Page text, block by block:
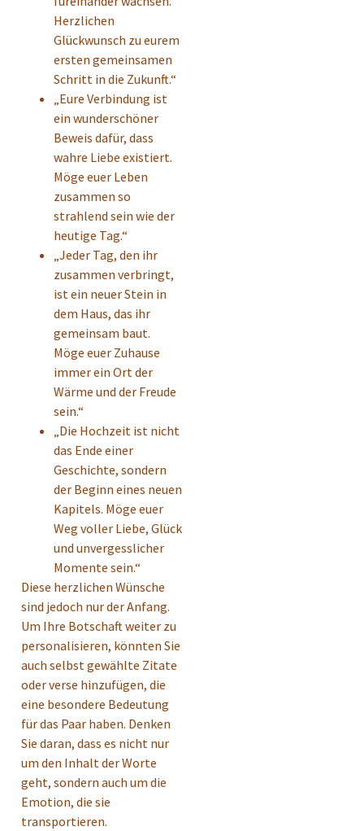
Herzlichen
Glückwunsch zu eurem
ersten gemeinsamen
Schritt in die Zukunft.“
„Eure Verbindung ist
ein wunderschöner
Beweis dafür, dass
wahre Liebe existiert.
Möge euer Leben
zusammen so
strahlend sein wie der
heutige Tag.“
„Jeder Tag, den ihr
zusammen verbringt,
ist ein neuer Stein in
dem Haus, das ihr
gemeinsam baut.
Möge euer Zuhause
immer ein Ort der
Wärme und der Freude
sein.“
„Die Hochzeit ist nicht
das Ende einer
Geschichte, sondern
der Beginn eines neuen
Kapitels. Möge euer
Weg voller Liebe, Glück
und unvergesslicher
Momente sein.“
Diese herzlichen Wünsche
sind jedoch nur der Anfang.
Um Ihre Botschaft weiter zu
personalisieren, könnten Sie
auch selbst gewählte Zitate
oder verse hinzufügen, die
eine besondere Bedeutung
für das Paar haben. Denken
Sie daran, dass es nicht nur
um den Inhalt der Worte
geht, sondern auch um die
Emotion, die sie
transportieren.